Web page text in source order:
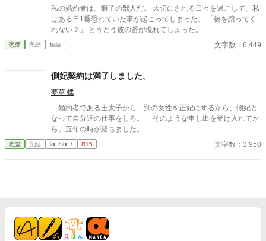
年下の美丈夫に好かれるようになる。 そして、気づけば異世界で
求婚されるという本人大混乱の事態に！
私の婚約者は、獅子の獣人だ。 大切にされる日々を過ごして、私
はある日1番恐れていた事が起こってしまった。 「彼を譲ってく
れない？」 とうとう彼の番が現れてしまった。
恋愛 完結 短編 文字数：6,449
側妃契約は満了しました。
夢草 蝶
婚約者である王太子から、別の女性を正妃にするから、側妃と
なって自分達の仕事をしろ。 そのような申し出を受け入れてか
ら、五年の時が経ちました。
恋愛 完結 ｼｮｰﾄｼｮｰﾄ R15 文字数：3,950